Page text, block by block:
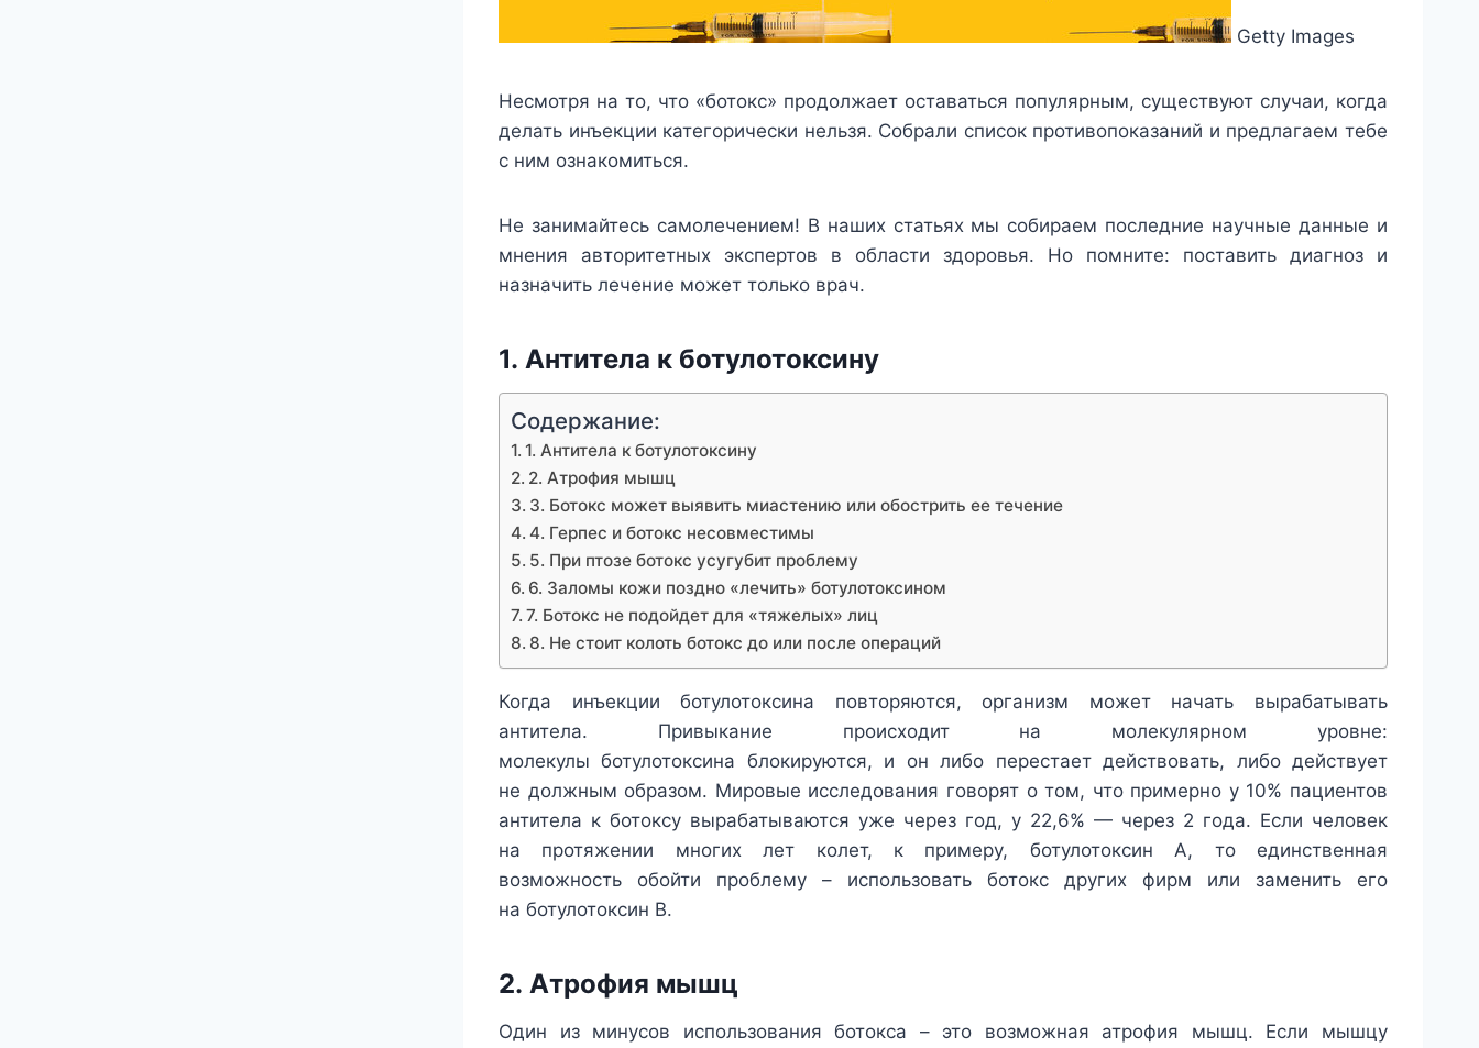
Getty Images
Несмотря на то, что «ботокс» продолжает оставаться популярным, существуют случаи, когда
делать инъекции категорически нельзя. Собрали список противопоказаний и предлагаем тебе
с ним ознакомиться.
Не занимайтесь самолечением! В наших статьях мы собираем последние научные данные и
мнения авторитетных экспертов в области здоровья. Но помните: поставить диагноз и
назначить лечение может только врач.
1. Антитела к ботулотоксину
Содержание:
1. Антитела к ботулотоксину
2. Атрофия мышц
3. Ботокс может выявить миастению или обострить ее течение
4. Герпес и ботокс несовместимы
5. При птозе ботокс усугубит проблему
6. Заломы кожи поздно «лечить» ботулотоксином
7. Ботокс не подойдет для «тяжелых» лиц
8. Не стоит колоть ботокс до или после операций
Когда инъекции ботулотоксина повторяются, организм может начать вырабатывать
антитела. Привыкание происходит на молекулярном уровне:
молекулы ботулотоксина блокируются, и он либо перестает действовать, либо действует
не должным образом. Мировые исследования говорят о том, что примерно у 10% пациентов
антитела к ботоксу вырабатываются уже через год, у 22,6% — через 2 года. Если человек
на протяжении многих лет колет, к примеру, ботулотоксин А, то единственная
возможность обойти проблему – использовать ботокс других фирм или заменить его
на ботулотоксин В.
2. Атрофия мышц
Один из минусов использования ботокса – это возможная атрофия мышц. Если мышцу